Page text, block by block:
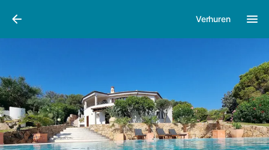
Verhuren
Afbeeldingen